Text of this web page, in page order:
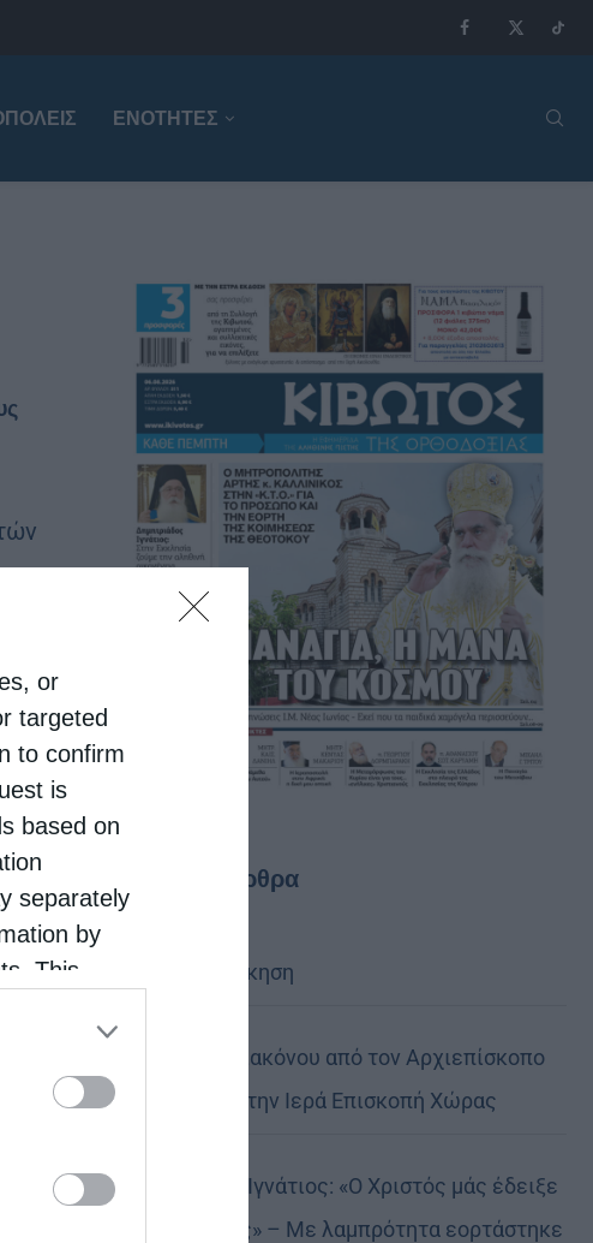
or
targeted
to confirm
is
based on
separately
by
This
it to
ΕΝΟΤΗΤΕΣ
Τελευταία άρθρα
Κακό και εκδίκηση
Χειροτονία Διακόνου από τον Αρχιεπίσκοπο
Αυστραλίας στην Ιερά Επισκοπή Χώρας
Δημητριάδος Ιγνάτιος: «Ο Χριστός μάς έδειξε
το μέλλον μας» – Με λαμπρότητα εορτάστηκε